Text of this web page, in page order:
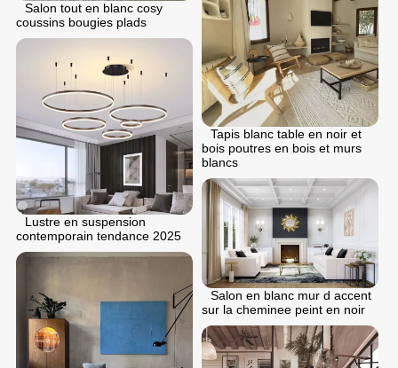
Salon tout en blanc cosy
coussins bougies plads
Tapis blanc table en noir et
bois poutres en bois et murs
blancs
Lustre en suspension
contemporain tendance 2025
Salon en blanc mur d accent
sur la cheminee peint en noir